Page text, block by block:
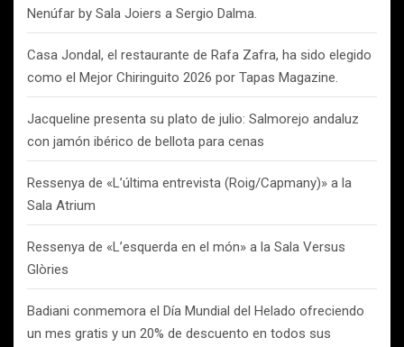
Nenúfar by Sala Joiers a Sergio Dalma.
Casa Jondal, el restaurante de Rafa Zafra, ha sido elegido
como el Mejor Chiringuito 2026 por Tapas Magazine.
Jacqueline presenta su plato de julio: Salmorejo andaluz
con jamón ibérico de bellota para cenas
Ressenya de «L’última entrevista (Roig/Capmany)» a la
Sala Atrium
Ressenya de «L’esquerda en el món» a la Sala Versus
Glòries
Badiani conmemora el Día Mundial del Helado ofreciendo
un mes gratis y un 20% de descuento en todos sus